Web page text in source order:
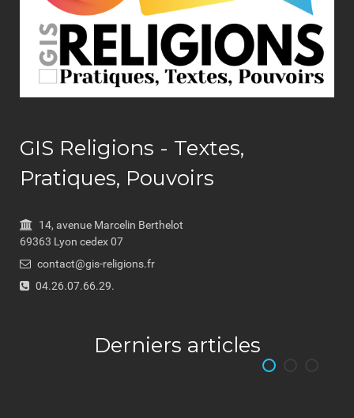
GIS Religions - Textes,
Pratiques, Pouvoirs
14, avenue Marcelin Berthelot
69363 Lyon cedex 07
contact@gis-religions.fr
04.26.07.66.29.
Derniers articles